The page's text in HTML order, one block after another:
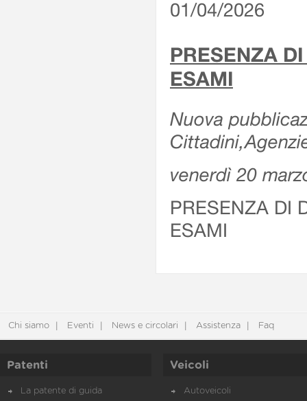
01/04/2026
PRESENZA
ESAMI
Nuova
venerdì 20
PRESENZA DI
ESAMI
Chi siamo Eventi News e circolari Assistenza Faq
Patenti
La patente di guida
Veicoli
Autoveicoli